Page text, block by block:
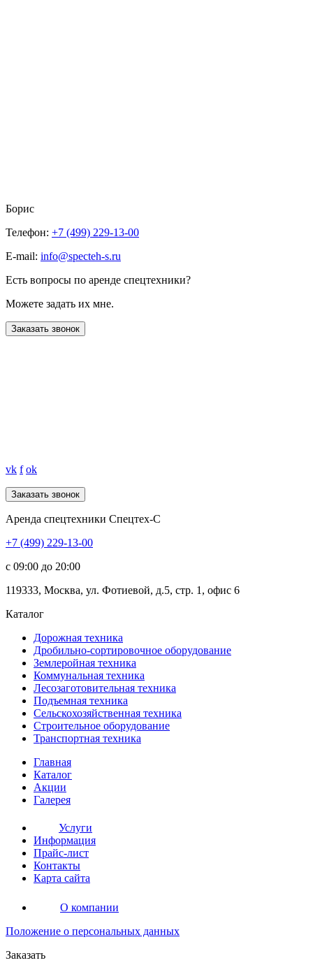
Борис
Телефон: +7 (499) 229-13-00
E-mail: info@specteh-s.ru
Есть вопросы по аренде спецтехники?
Можете задать их мне.
Заказать звонок
vk f ok
Аренда спецтехники Спецтех-С
+7 (499) 229-13-00
c 09:00 до 20:00
119333, Москва, ул. Фотиевой, д.5, стр. 1, офис 6
Каталог
Дорожная техника
Дробильно-сортировочное оборудование
Землеройная техника
Коммунальная техника
Лесозаготовительная техника
Подъемная техника
Сельскохозяйственная техника
Строительное оборудование
Транспортная техника
Главная
Каталог
Акции
Галерея
Услуги
Информация
Прайс-лист
Контакты
Карта сайта
О компании
Положение о персональных данных
Заказать